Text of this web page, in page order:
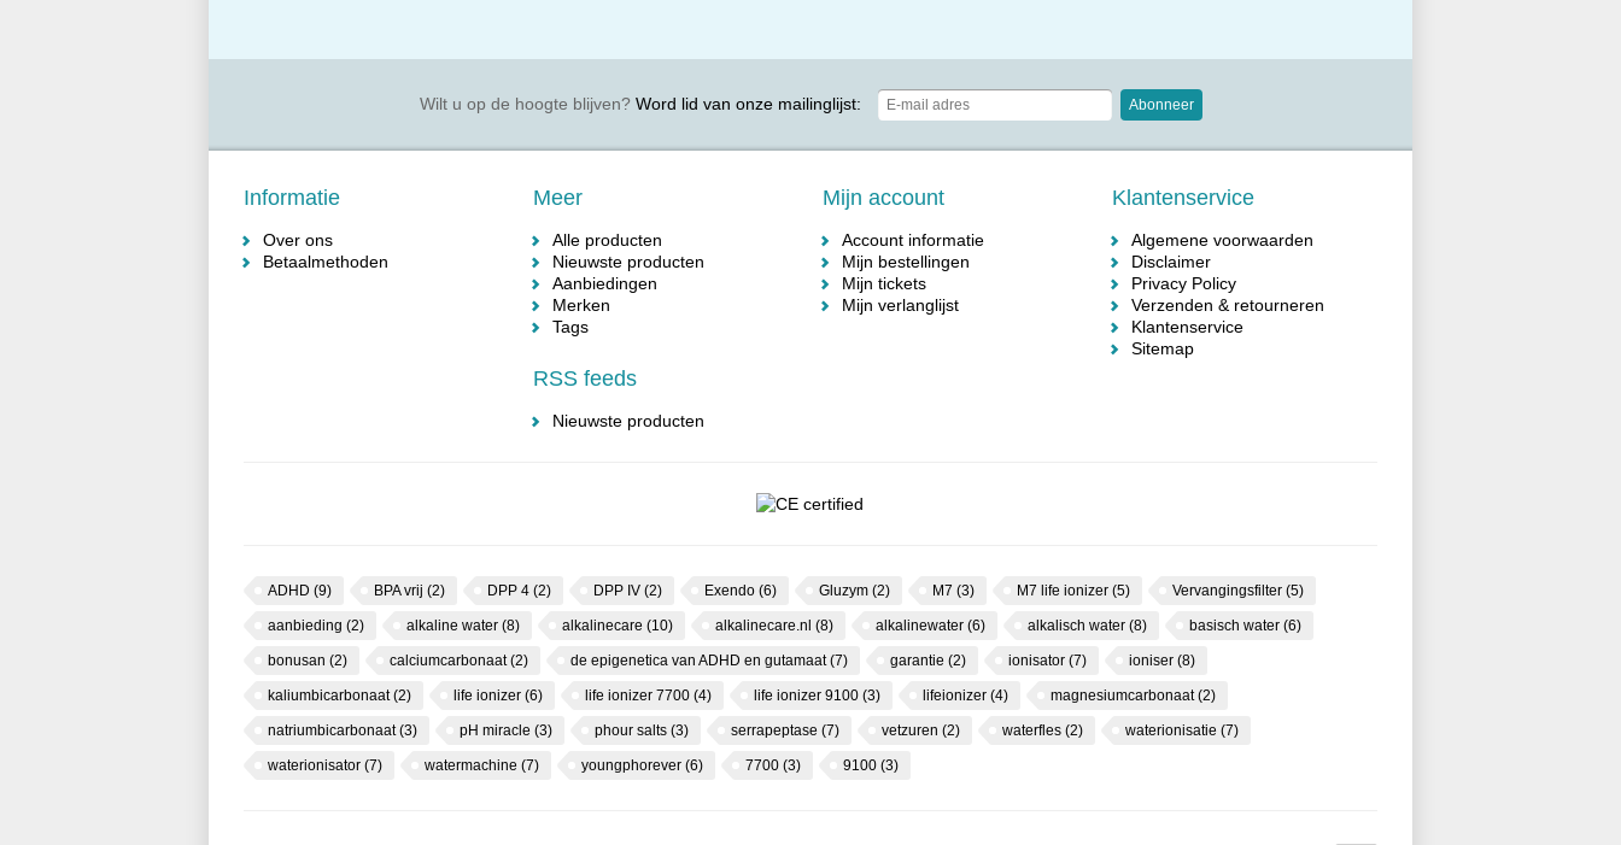
Wilt u op de hoogte blijven?Word lid van onze mailinglijst: Abonneer
Informatie
Over ons
Betaalmethoden
Meer
Alle producten
Nieuwste producten
Aanbiedingen
Merken
Tags
RSS feeds
Nieuwste producten
Mijn account
Account informatie
Mijn bestellingen
Mijn tickets
Mijn verlanglijst
Klantenservice
Algemene voorwaarden
Disclaimer
Privacy Policy
Verzenden & retourneren
Klantenservice
Sitemap
ADHD (9) BPA vrij (2) DPP 4 (2) DPP IV (2) Exendo (6) Gluzym (2) M7 (3) M7 life ionizer (5) Vervangingsfilter (5)
aanbieding (2) alkaline water (8) alkalinecare (10) alkalinecare.nl (8) alkalinewater (6) alkalisch water (8) basisch water (6)
bonusan (2) calciumcarbonaat(2) de epigenetica van ADHD en gutamaat(7) garantie (2) ionisator (7) ioniser (8)
kaliumbicarbonaat(2) life ionizer (6) life ionizer 7700 (4) life ionizer 9100 (3) lifeionizer (4) magnesiumcarbonaat(2)
natriumbicarbonaat(3) pH miracle (3) phour salts (3) serrapeptase (7) vetzuren (2) waterfles (2) waterionisatie (7)
waterionisator (7) watermachine (7) youngphorever (6) 7700 (3) 9100 (3)